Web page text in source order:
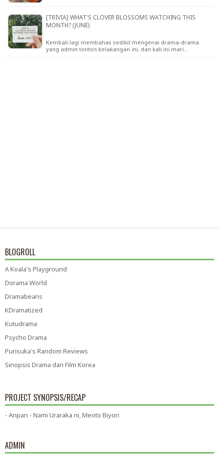
[TRIVIA] WHAT'S CLOVER BLOSSOMS WATCHING THIS
MONTH? (JUNE)
Kembali lagi membahas sedikit mengenai drama-drama
yang admin tonton belakangan ini, dan kali ini mari…
BLOGROLL
A Koala's Playground
Dorama World
Dramabeans
KDramatized
Kutudrama
Psycho Drama
Purisuka's Random Reviews
Sinopsis Drama dan Film Korea
PROJECT SYNOPSIS/RECAP
- Anpan - Nami Uraraka ni, Meoto Biyori
ADMIN